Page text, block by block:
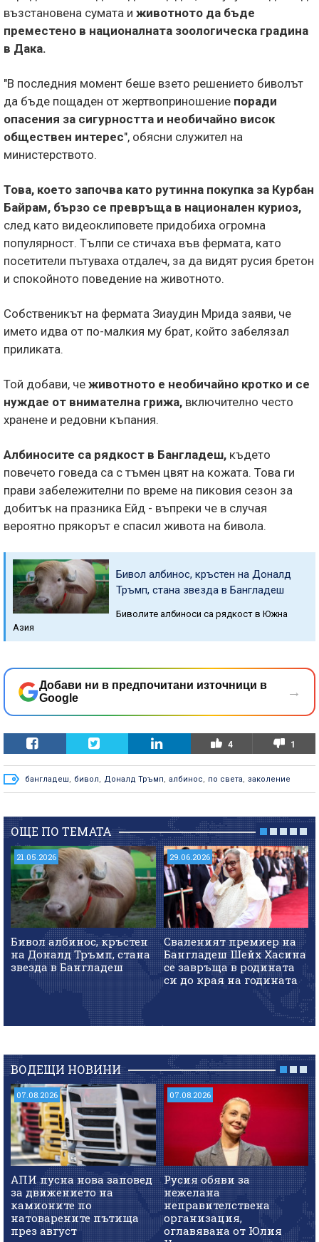
възстановена сумата и животното да бъде
преместено в националната зоологическа градина
в Дака.
"В последния момент беше взето решението биволът
да бъде пощаден от жертвоприношение поради
опасения за сигурността и необичайно висок
обществен интерес", обясни служител на
министерството.
Това, което започва като рутинна покупка за Курбан
Байрам, бързо се превръща в национален куриоз,
след като видеоклиповете придобиха огромна
популярност. Тълпи се стичаха във фермата, като
посетители пътуваха отдалеч, за да видят русия бретон
и спокойното поведение на животното.
Собственикът на фермата Зиаудин Мрида заяви, че
името идва от по-малкия му брат, който забелязал
приликата.
Той добави, че животното е необичайно кротко и се
нуждае от внимателна грижа, включително често
хранене и редовни къпания.
Албиносите са рядкост в Бангладеш, където
повечето говеда са с тъмен цвят на кожата. Това ги
прави забележителни по време на пиковия сезон за
добитък на празника Ейд - въпреки че в случая
вероятно прякорът е спасил живота на бивола.
Бивол албинос, кръстен на Доналд
Тръмп, стана звезда в Бангладеш
Биволите албиноси са рядкост в Южна
Азия
Добави ни в предпочитани източници в
Google
→
4 1
бангладеш, бивол, Доналд Тръмп, албинос, по света, заколение
ОЩЕ ПО ТЕМАТА
21.05.2026
Бивол албинос, кръстен
на Доналд Тръмп, стана
звезда в Бангладеш
29.06.2026
Сваленият премиер на
Бангладеш Шейх Хасина
се завръща в родината
си до края на годината
ВОДЕЩИ НОВИНИ
07.08.2026
АПИ пусна нова заповед
за движението на
камионите по
натоварените пътища
през август
07.08.2026
Русия обяви за
нежелана
неправителствена
организация,
оглавявана от Юлия